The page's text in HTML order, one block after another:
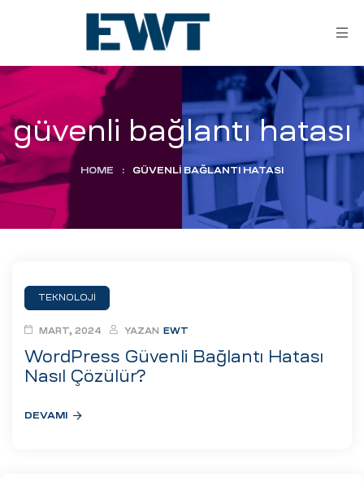
güvenli bağlantı hatası
HOME : GÜVENLI BAĞLANTI HATASI
TEKNOLOJI
WordPress Güvenli Bağlantı Hatası
Nasıl Çözülür?
MART, 2024 YAZAN EWT
DEVAMI